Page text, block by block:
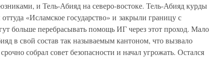
и Тель-Абияд на северо-востоке. Тель-Абияд курды
«Исламское государство» и закрыли границу с
больше перебрасывать помощь ИГ через этот проход. Мало
в свой состав так называемым кантоном, что вызвало
собрал совет безопасности и начал угрожать. Остался